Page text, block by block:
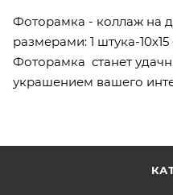
Фоторамка - коллаж на
размерами: 1 штука-10х15
Фоторамка станет
украшением вашего